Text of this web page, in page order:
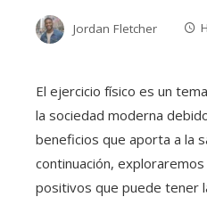
Jordan Fletcher
El ejercicio físico es un
la sociedad moderna
beneficios que aporta a la
continuación,
positivos que puede tener